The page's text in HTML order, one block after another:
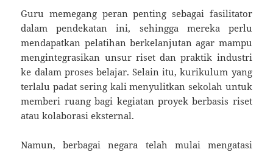
Guru memegang peran penting sebagai fasilitator
dalam pendekatan ini, sehingga mereka perlu
mendapatkan pelatihan berkelanjutan agar mampu
mengintegrasikan unsur riset dan praktik industri
ke dalam proses belajar. Selain itu, kurikulum yang
terlalu padat sering kali menyulitkan sekolah untuk
memberi ruang bagi kegiatan proyek berbasis riset
atau kolaborasi eksternal.
Namun, berbagai negara telah mulai mengatasi